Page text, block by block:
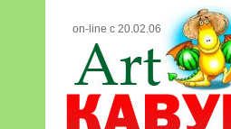
on-line с 20.02.06